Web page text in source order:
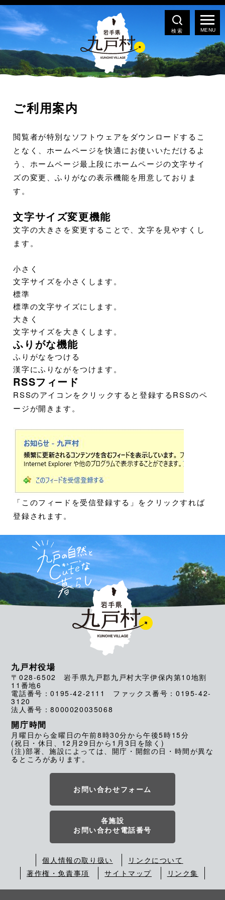
検索
ご利用案内
閲覧者が特別なソフトウェアをダウンロードするこ
となく、ホームページを快適にお使いいただけるよ
う、ホームページ最上段にホームページの文字サイ
ズの変更、ふりがなの表示機能を用意しておりま
す。
文字サイズ変更機能
文字の大きさを変更することで、文字を見やすくし
ます。
小さく
文字サイズを小さくします。
標準
標準の文字サイズにします。
大きく
文字サイズを大きくします。
ふりがな機能
ふりがなをつける
漢字にふりながをつけます。
RSSフィード
RSSのアイコンをクリックすると登録するRSSのペ
ージが開きます。
「このフィードを受信登録する」をクリックすれば
登録されます。
九戸村役場
〒028-6502 岩手県九戸郡九戸村大字伊保内第10地割
11番地6
電話番号：0195-42-2111 ファックス番号：0195-42-
3120
法人番号：8000020035068
開庁時間
月曜日から金曜日の午前8時30分から午後5時15分
(祝日・休日、12月29日から1月3日を除く)
(注)部署、施設によっては、開庁・開館の日・時間が異な
るところがあります。
お問い合わせフォーム
各施設
お問い合わせ電話番号
個人情報の取り扱い
リンクについて
著作権・免責事項
サイトマップ リンク集